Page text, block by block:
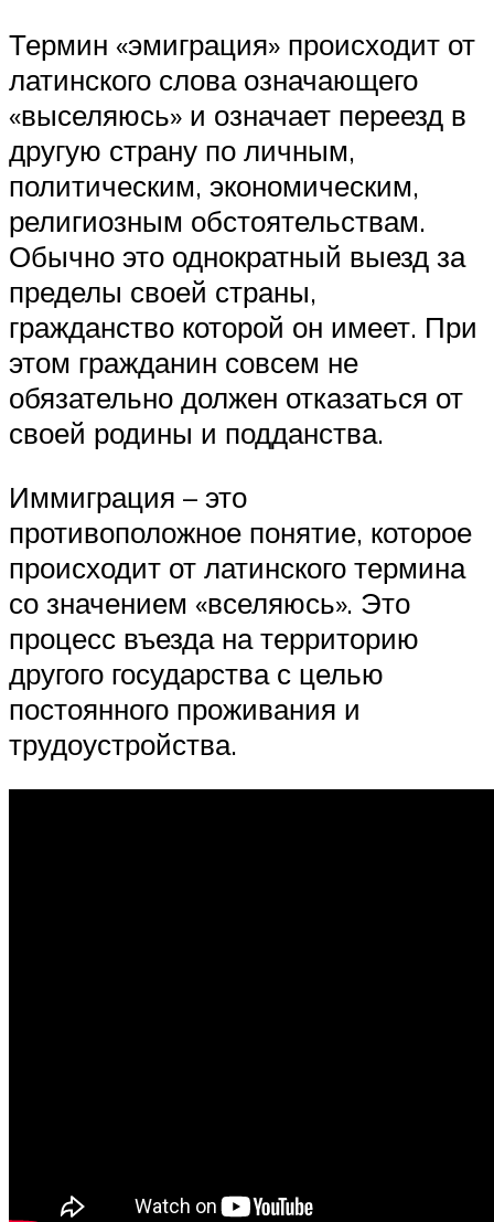
Термин «эмиграция» происходит от
латинского слова означающего
«выселяюсь» и означает переезд в
другую страну по личным,
политическим, экономическим,
религиозным обстоятельствам.
Обычно это однократный выезд за
пределы своей страны,
гражданство которой он имеет. При
этом гражданин совсем не
обязательно должен отказаться от
своей родины и подданства.
Иммиграция – это
противоположное понятие, которое
происходит от латинского термина
со значением «вселяюсь». Это
процесс въезда на территорию
другого государства с целью
постоянного проживания и
трудоустройства.